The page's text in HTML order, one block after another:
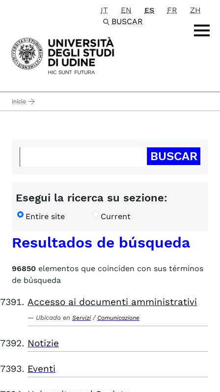
Passa al contenuto principale
IT EN ES FR
ZH
BUSCAR
inicio
Esegui la ricerca su sezione:
Entire site Current
Resultados de búsqueda
96850 elementos que coinciden con sus términos
de búsqueda
Accesso ai documenti amministrativi
Ubicado en Servizi / Comunicazione
Notizie
Eventi